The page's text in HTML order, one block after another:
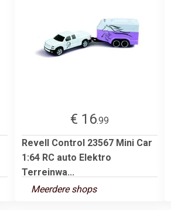
€ 16.99
Revell Control 23567 Mini Car
1:64 RC auto Elektro
Terreinwa...
Meerdere shops